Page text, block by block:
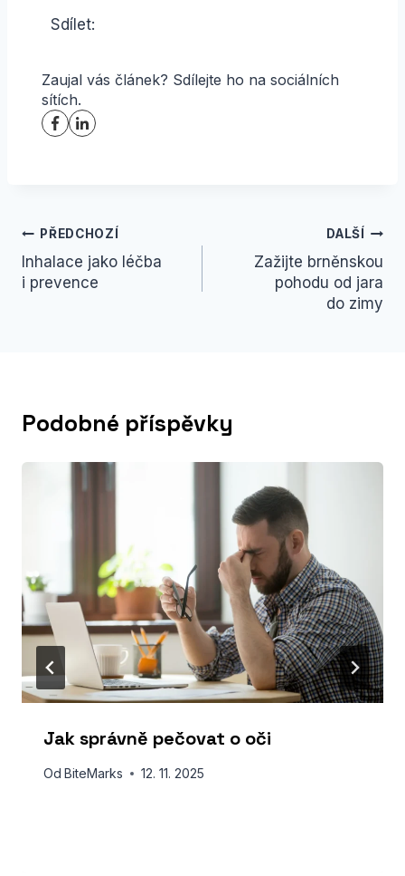
Sdílet:
Zaujal vás článek? Sdílejte ho na sociálních
sítích.
Navigace
pro
PŘEDCHOZÍ
Inhalace jako léčba
i prevence
DALŠÍ
Zažijte brněnskou
pohodu od jara
do zimy
Podobné příspěvky
Jak správně pečovat o oči
Od BiteMarks 12. 11. 2025